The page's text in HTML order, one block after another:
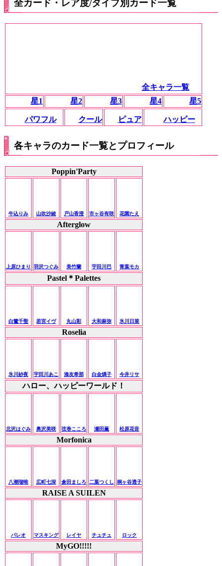
全カード・レア度/タイプ別カード一覧
全キャラ一覧
星1
星2 星3 星4 星5
パワフル クール ピュア ハッピー
各キャラのカード一覧とプロフィール
Poppin'Party
牛込りみ 山吹沙綾 戸山香澄 市ヶ谷有咲 花園たえ
Afterglow
上原ひまり 羽沢つぐみ 美竹蘭 宇田川巴 青葉モカ
Pastel＊Palettes
白鷺千聖 若宮イヴ 丸山彩 大和麻弥 氷川日菜
Roselia
氷川紗夜 宇田川あこ 湊友希那 白金燐子 今井リサ
ハロー、ハッピーワールド！
北沢はぐみ 奥沢美咲 弦巻こころ 瀬田薫 松原花音
Morfonica
八潮瑠唯 広町七深 倉田ましろ 二葉つくし 桐ヶ谷透子
RAISE A SUILEN
パレオ マスキング レイヤ チュチュ ロック
MyGO!!!!!